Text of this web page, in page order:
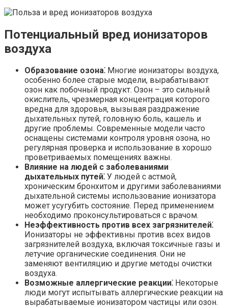
Потенциальный вред ионизаторов
воздуха
Образование озона⁚ Многие ионизаторы воздуха,
особенно более старые модели, вырабатывают
озон как побочный продукт. Озон – это сильный
окислитель, чрезмерная концентрация которого
вредна для здоровья, вызывая раздражение
дыхательных путей, головную боль, кашель и
другие проблемы. Современные модели часто
оснащены системами контроля уровня озона, но
регулярная проверка и использование в хорошо
проветриваемых помещениях важны.
Влияние на людей с заболеваниями
дыхательных путей⁚ У людей с астмой,
хроническим бронхитом и другими заболеваниями
дыхательной системы использование ионизатора
может усугубить состояние. Перед применением
необходимо проконсультироваться с врачом.
Неэффективность против всех загрязнителей⁚
Ионизаторы не эффективны против всех видов
загрязнителей воздуха, включая токсичные газы и
летучие органические соединения. Они не
заменяют вентиляцию и другие методы очистки
воздуха.
Возможные аллергические реакции⁚ Некоторые
люди могут испытывать аллергические реакции на
вырабатываемые ионизатором частицы или озон.